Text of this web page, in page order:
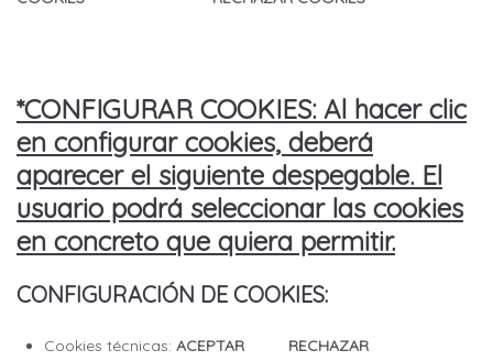
*CONFIGURAR COOKIES: Al hacer clic
en configurar cookies, deberá
aparecer el siguiente despegable. El
usuario podrá seleccionar las cookies
en concreto que quiera permitir.
CONFIGURACIÓN DE COOKIES:
Cookies técnicas: ACEPTAR RECHAZAR